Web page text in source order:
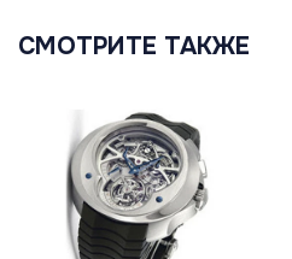
СМОТРИТЕ ТАКЖЕ